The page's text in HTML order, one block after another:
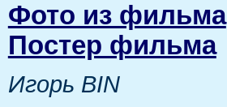
Фото из фильма
Постер фильма
Игорь BIN